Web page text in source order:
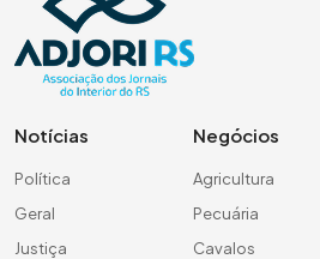
Notícias
Política
Geral
Justiça
Negócios
Agricultura
Pecuária
Cavalos